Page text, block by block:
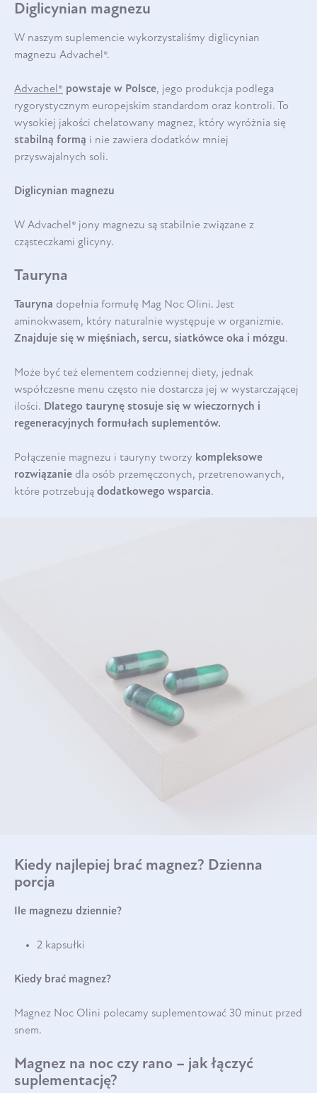
Diglicynian magnezu
W naszym suplemencie wykorzystaliśmy diglicynian
magnezu Advachel®.
Advachel® powstaje w Polsce, jego produkcja podlega
rygorystycznym europejskim standardom oraz kontroli. To
wysokiej jakości chelatowany magnez, który wyróżnia się
stabilną formą i nie zawiera dodatków mniej
przyswajalnych soli.
Diglicynian magnezu
W Advachel® jony magnezu są stabilnie związane z
cząsteczkami glicyny.
Tauryna
Tauryna dopełnia formułę Mag Noc Olini. Jest
aminokwasem, który naturalnie występuje w organizmie.
Znajduje się w mięśniach, sercu, siatkówce oka i mózgu.
Może być też elementem codziennej diety, jednak
współczesne menu często nie dostarcza jej w wystarczającej
ilości. Dlatego taurynę stosuje się w wieczornych i
regeneracyjnych formułach suplementów.
Połączenie magnezu i tauryny tworzy kompleksowe
rozwiązanie dla osób przemęczonych, przetrenowanych,
które potrzebują dodatkowego wsparcia.
Kiedy najlepiej brać magnez? Dzienna
porcja
Ile magnezu dziennie?
2 kapsułki
Kiedy brać magnez?
Magnez Noc Olini polecamy suplementować 30 minut przed
snem.
Magnez na noc czy rano – jak łączyć
suplementację?